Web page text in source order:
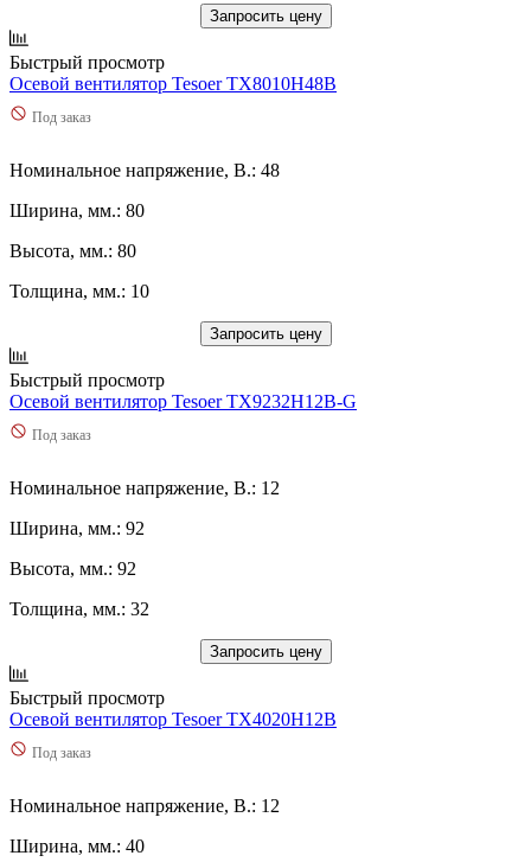
Запросить цену
Быстрый просмотр
Осевой вентилятор Tesoer TX8010H48B
Под заказ
Номинальное напряжение, В.: 48
Ширина, мм.: 80
Высота, мм.: 80
Толщина, мм.: 10
Запросить цену
Быстрый просмотр
Осевой вентилятор Tesoer TX9232H12B-G
Под заказ
Номинальное напряжение, В.: 12
Ширина, мм.: 92
Высота, мм.: 92
Толщина, мм.: 32
Запросить цену
Быстрый просмотр
Осевой вентилятор Tesoer TX4020H12B
Под заказ
Номинальное напряжение, В.: 12
Ширина, мм.: 40